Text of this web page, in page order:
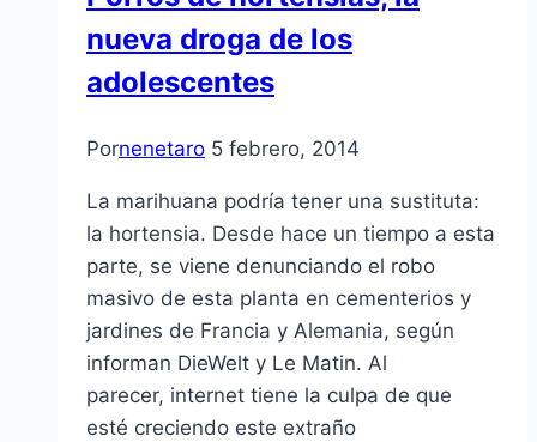
nueva droga de los
adolescentes
Pornenetaro 5 febrero, 2014
La marihuana podría tener una sustituta:
la hortensia. Desde hace un tiempo a esta
parte, se viene denunciando el robo
masivo de esta planta en cementerios y
jardines de Francia y Alemania, según
informan DieWelt y Le Matin. Al
parecer, internet tiene la culpa de que
esté creciendo este extraño